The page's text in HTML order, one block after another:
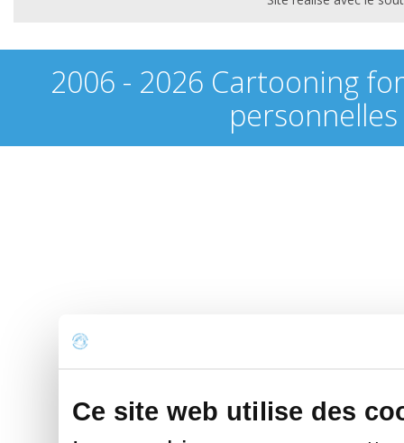
Ce site web utilise des
2006 - 2026 Cartooning
personnelles